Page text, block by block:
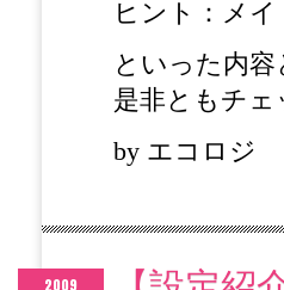
ヒント：メイ
といった内容
是非ともチェ
by エコロジ
2009